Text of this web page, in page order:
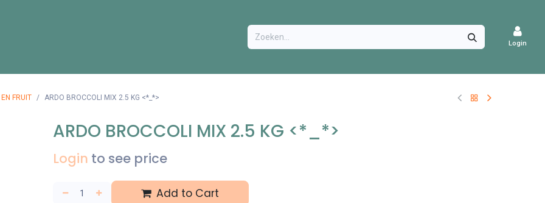
VACATURES
Login
FRUIT ARDO BROCCOLI MIX 2.5 KG <*_*>
ARDO BROCCOLI MIX 2.5 KG <*_*>
Login to see price
Add to Cart